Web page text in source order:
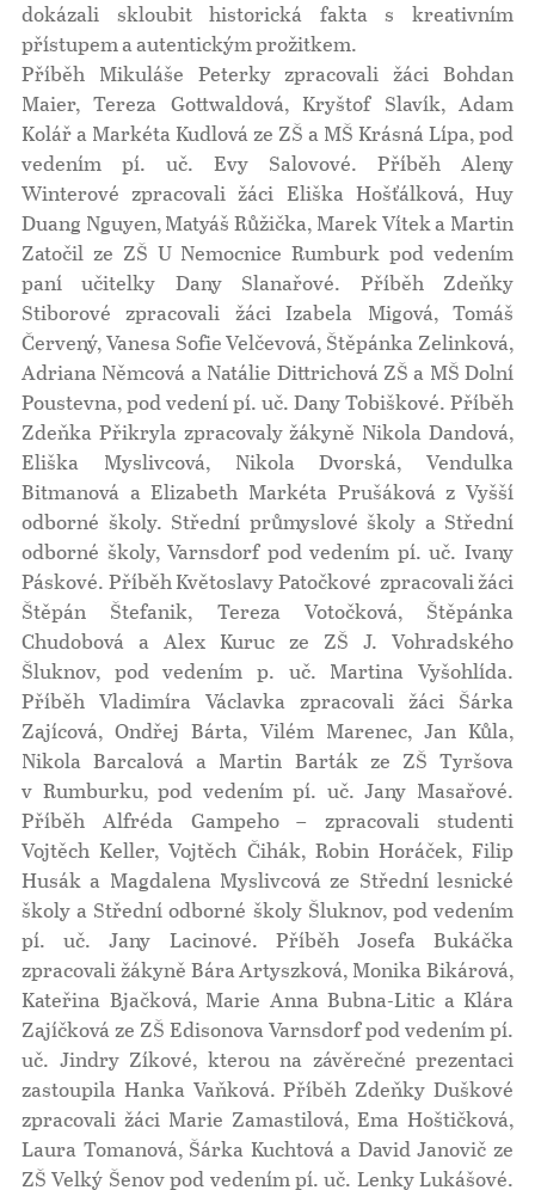
dokázali skloubit historická fakta s kreativním
přístupem a autentickým prožitkem.
Příběh Mikuláše Peterky zpracovali žáci Bohdan
Maier, Tereza Gottwaldová, Kryštof Slavík, Adam
Kolář a Markéta Kudlová ze ZŠ a MŠ Krásná Lípa, pod
vedením pí. uč. Evy Salovové. Příběh Aleny
Winterové zpracovali žáci Eliška Hošťálková, Huy
Duang Nguyen, Matyáš Růžička, Marek Vítek a Martin
Zatočil ze ZŠ U Nemocnice Rumburk pod vedením
paní učitelky Dany Slanařové. Příběh Zdeňky
Stiborové zpracovali žáci Izabela Migová, Tomáš
Červený, Vanesa Sofie Velčevová, Štěpánka Zelinková,
Adriana Němcová a Natálie Dittrichová ZŠ a MŠ Dolní
Poustevna, pod vedení pí. uč. Dany Tobiškové. Příběh
Zdeňka Přikryla zpracovaly žákyně Nikola Dandová,
Eliška Myslivcová, Nikola Dvorská, Vendulka
Bitmanová a Elizabeth Markéta Prušáková z Vyšší
odborné školy. Střední průmyslové školy a Střední
odborné školy, Varnsdorf pod vedením pí. uč. Ivany
Páskové. Příběh Květoslavy Patočkové zpracovali žáci
Štěpán Štefanik, Tereza Votočková, Štěpánka
Chudobová a Alex Kuruc ze ZŠ J. Vohradského
Šluknov, pod vedením p. uč. Martina Vyšohlída.
Příběh Vladimíra Václavka zpracovali žáci Šárka
Zajícová, Ondřej Bárta, Vilém Marenec, Jan Kůla,
Nikola Barcalová a Martin Barták ze ZŠ Tyršova
v Rumburku, pod vedením pí. uč. Jany Masařové.
Příběh Alfréda Gampeho – zpracovali studenti
Vojtěch Keller, Vojtěch Čihák, Robin Horáček, Filip
Husák a Magdalena Myslivcová ze Střední lesnické
školy a Střední odborné školy Šluknov, pod vedením
pí. uč. Jany Lacinové. Příběh Josefa Bukáčka
zpracovali žákyně Bára Artyszková, Monika Bikárová,
Kateřina Bjačková, Marie Anna Bubna-Litic a Klára
Zajíčková ze ZŠ Edisonova Varnsdorf pod vedením pí.
uč. Jindry Zíkové, kterou na závěrečné prezentaci
zastoupila Hanka Vaňková. Příběh Zdeňky Duškové
zpracovali žáci Marie Zamastilová, Ema Hoštičková,
Laura Tomanová, Šárka Kuchtová a David Janovič ze
ZŠ Velký Šenov pod vedením pí. uč. Lenky Lukášové.